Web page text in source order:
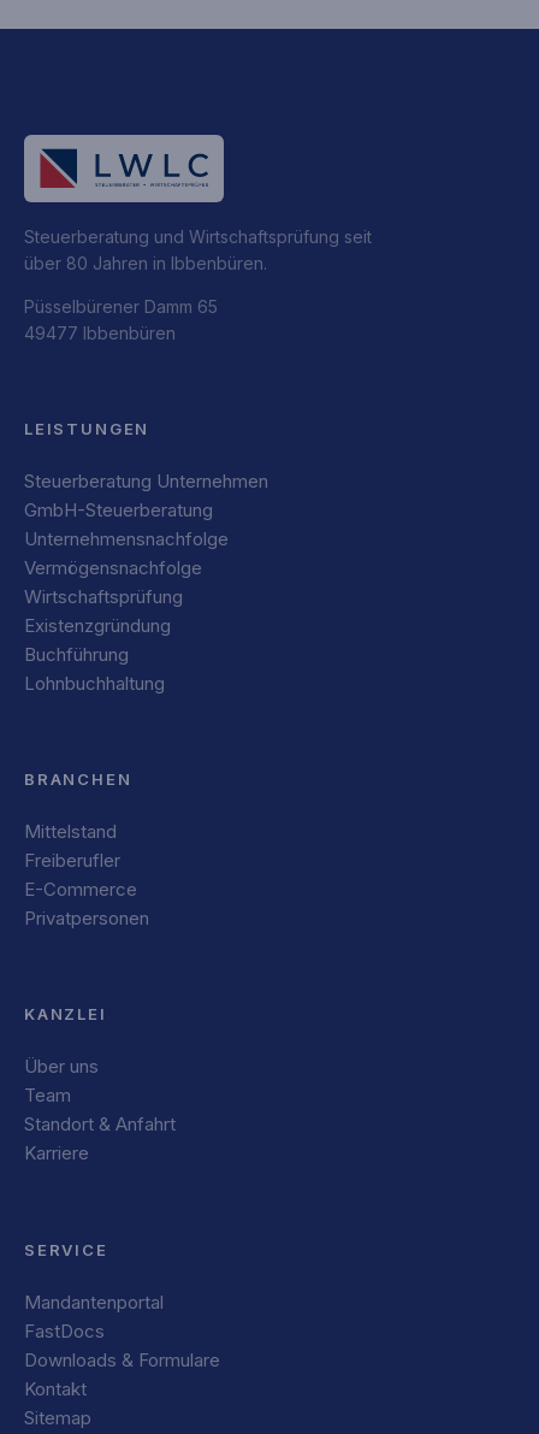
Steuerberatung und Wirtschaftsprüfung seit
über 80 Jahren in Ibbenbüren.
Püsselbürener Damm 65
49477 Ibbenbüren
LEISTUNGEN
Steuerberatung Unternehmen
GmbH-Steuerberatung
Unternehmensnachfolge
Vermögensnachfolge
Wirtschaftsprüfung
Existenzgründung
Buchführung
Lohnbuchhaltung
BRANCHEN
Mittelstand
Freiberufler
E-Commerce
Privatpersonen
KANZLEI
Über uns
Team
Standort & Anfahrt
Karriere
SERVICE
Mandantenportal
FastDocs
Downloads & Formulare
Kontakt
Sitemap